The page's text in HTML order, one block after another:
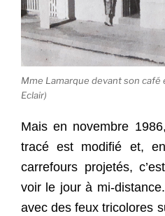
Mme Lamarque devant son
Eclair)
Mais en novembre
tracé est modifié et,
carrefours projetés,
voir le jour à mi-
avec des feux tricolores